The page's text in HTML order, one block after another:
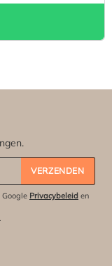
VERZENDEN
Privacybeleid en